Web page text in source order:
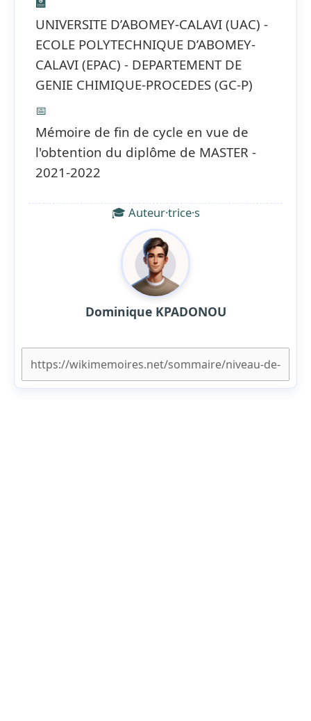
UNIVERSITE D’ABOMEY-CALAVI (UAC) -
ECOLE POLYTECHNIQUE D’ABOMEY-
CALAVI (EPAC) - DEPARTEMENT DE
GENIE CHIMIQUE-PROCEDES (GC-P)
📅
Mémoire de fin de cycle en vue de
l'obtention du diplôme de MASTER -
2021-2022
🎓 Auteur·trice·s
Dominique KPADONOU